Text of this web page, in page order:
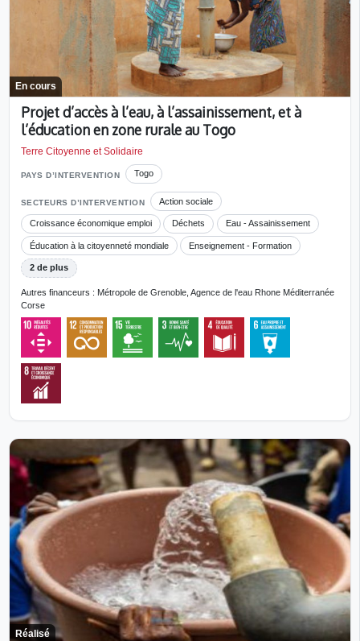
En cours
Projet d’accès à l’eau, à l’assainissement, et à
l’éducation en zone rurale au Togo
Terre Citoyenne et Solidaire
PAYS D’INTERVENTION Togo
SECTEURS D’INTERVENTION Action sociale
Croissance économique emploi Déchets Eau - Assainissement
Éducation à la citoyenneté mondiale Enseignement - Formation
2 de plus
Autres financeurs : Métropole de Grenoble, Agence de l'eau Rhone Méditerranée
Corse
Réalisé